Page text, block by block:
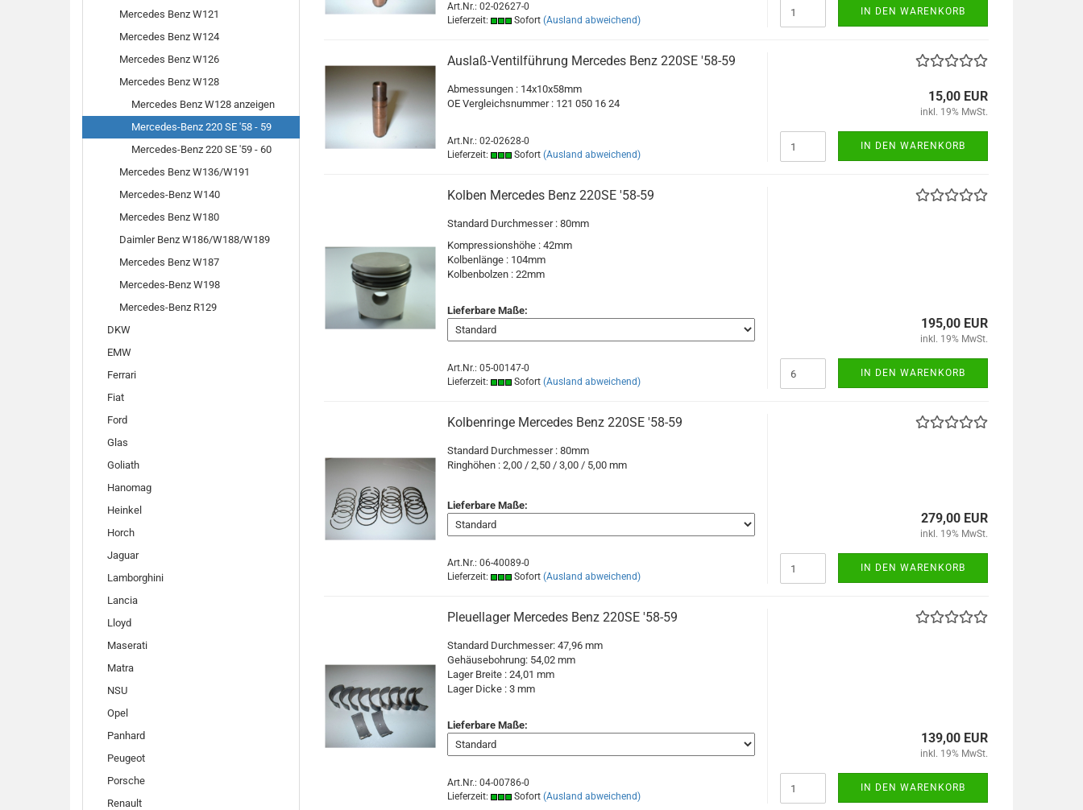
Art.Nr.: 02-02627-0
Lieferzeit:
Sofort (Ausland abweichend)
IN DEN WARENKORB
Auslaß-Ventilführung Mercedes Benz 220SE '58-59
Abmessungen : 14x10x58mm
OE Vergleichsnummer : 121 050 16 24
Art.Nr.: 02-02628-0
Lieferzeit:
Sofort (Ausland abweichend)
15,00 EUR
inkl. 19% MwSt.
IN DEN WARENKORB
Kolben Mercedes Benz 220SE '58-59
Standard Durchmesser : 80mm
Kompressionshöhe : 42mm
Kolbenlänge : 104mm
Kolbenbolzen : 22mm
Lieferbare Maße:
Art.Nr.: 05-00147-0
Lieferzeit:
Sofort (Ausland abweichend)
195,00 EUR
inkl. 19% MwSt.
IN DEN WARENKORB
Kolbenringe Mercedes Benz 220SE '58-59
Standard Durchmesser : 80mm
Ringhöhen : 2,00 / 2,50 / 3,00 / 5,00 mm
Lieferbare Maße:
Art.Nr.: 06-40089-0
Lieferzeit:
Sofort (Ausland abweichend)
279,00 EUR
inkl. 19% MwSt.
IN DEN WARENKORB
Pleuellager Mercedes Benz 220SE '58-59
Standard Durchmesser: 47,96 mm
Gehäusebohrung: 54,02 mm
Lager Breite : 24,01 mm
Lager Dicke : 3 mm
Lieferbare Maße:
Art.Nr.: 04-00786-0
Lieferzeit:
Sofort (Ausland abweichend)
139,00 EUR
inkl. 19% MwSt.
IN DEN WARENKORB
Mercedes Benz W121
Mercedes Benz W124
Mercedes Benz W126
Mercedes Benz W128
Mercedes Benz W128 anzeigen
Mercedes-Benz 220 SE '58 - 59
Mercedes-Benz 220 SE '59 - 60
Mercedes Benz W136/W191
Mercedes-Benz W140
Mercedes Benz W180
Daimler Benz W186/W188/W189
Mercedes Benz W187
Mercedes-Benz W198
Mercedes-Benz R129
DKW
EMW
Ferrari
Fiat
Ford
Glas
Goliath
Hanomag
Heinkel
Horch
Jaguar
Lamborghini
Lancia
Lloyd
Maserati
Matra
NSU
Opel
Panhard
Peugeot
Porsche
Renault